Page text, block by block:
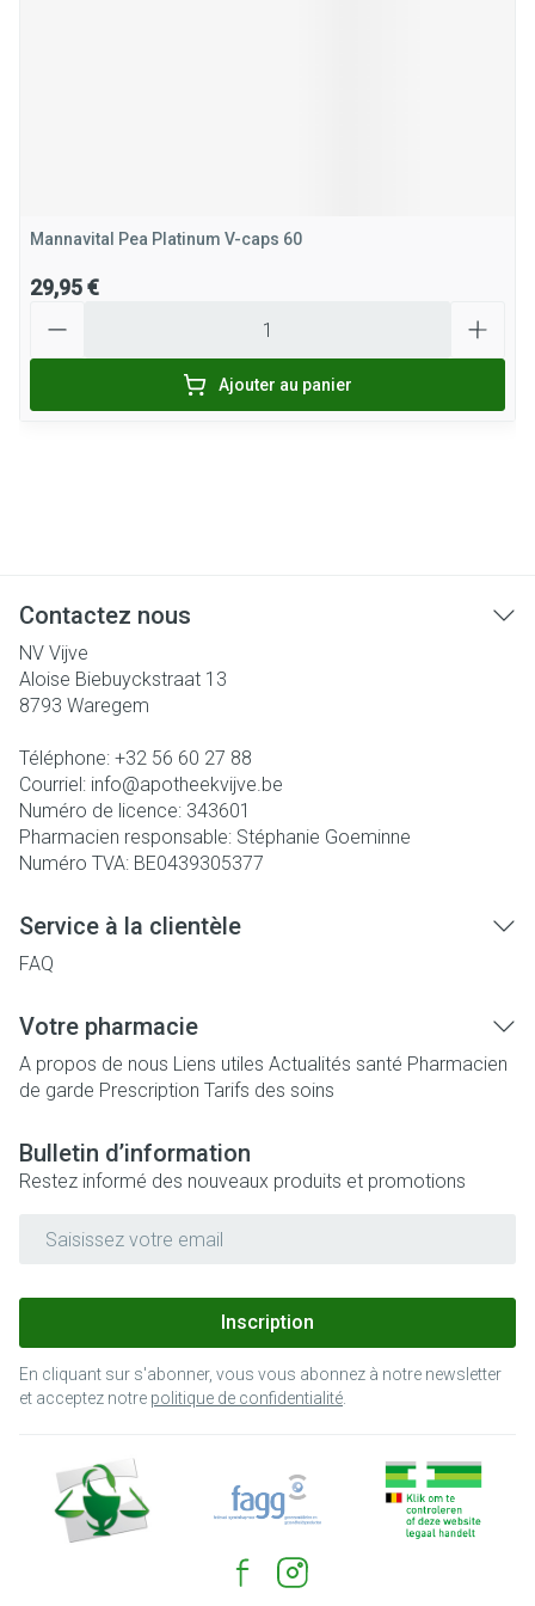
Mannavital Pea Platinum V-caps 60
29,95 €
Ajouter au panier
Contactez nous
NV Vijve
Aloise Biebuyckstraat 13
8793 Waregem
Téléphone: +32 56 60 27 88
Courriel: info@apotheekvijve.be
Numéro de licence: 343601
Pharmacien responsable: Stéphanie Goeminne
Numéro TVA: BE0439305377
Service à la clientèle
FAQ
Votre pharmacie
A propos de nous Liens utiles Actualités santé Pharmacien
de garde Prescription Tarifs des soins
Bulletin d’information
Restez informé des nouveaux produits et promotions
Inscription
En cliquant sur s'abonner, vous vous abonnez à notre newsletter
et acceptez notre politique de confidentialité